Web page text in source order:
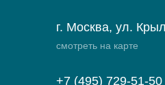
г. Москва, ул.
смотреть на карте
+7 (495) 729-51-50